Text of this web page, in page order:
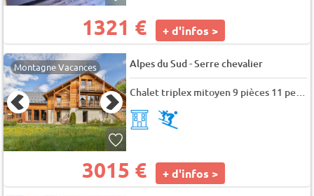
1321 € + d'infos >
Montagne Vacances Alpes du Sud-Serre chevalier
Chalet triplex mitoyen 9 pièces 11 personnes (Marmotte 2)
3015 € + d'infos >